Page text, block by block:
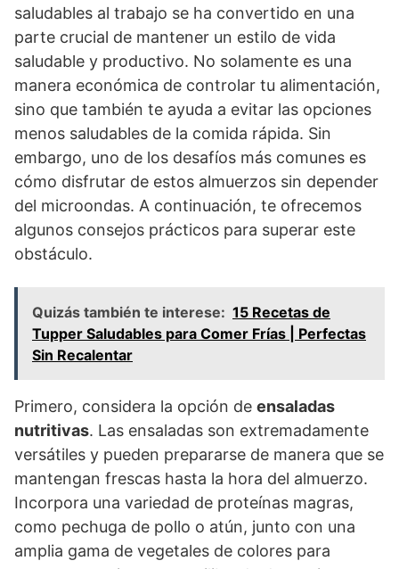
saludables al trabajo se ha convertido en una
parte crucial de mantener un estilo de vida
saludable y productivo. No solamente es una
manera económica de controlar tu alimentación,
sino que también te ayuda a evitar las opciones
menos saludables de la comida rápida. Sin
embargo, uno de los desafíos más comunes es
cómo disfrutar de estos almuerzos sin depender
del microondas. A continuación, te ofrecemos
algunos consejos prácticos para superar este
obstáculo.
Quizás también te interese: 15 Recetas de
Tupper Saludables para Comer Frías | Perfectas
Sin Recalentar
Primero, considera la opción de ensaladas
nutritivas. Las ensaladas son extremadamente
versátiles y pueden prepararse de manera que se
mantengan frescas hasta la hora del almuerzo.
Incorpora una variedad de proteínas magras,
como pechuga de pollo o atún, junto con una
amplia gama de vegetales de colores para